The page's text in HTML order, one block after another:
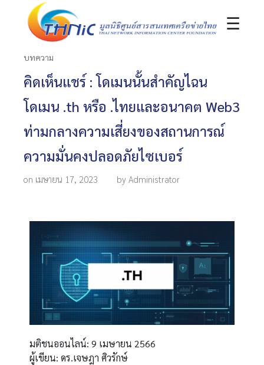
☰
บทความ
คิดเห็นแชร์ : โดเมนนั้นสำคัญไฉน
โดเมน .th หรือ .ไทยและอนาคต Web3
ท่ามกลางความเสี่ยงของสถานการณ์
ความมั่นคงปลอดภัยไซเบอร์
on เมษายน 17, 2023 by Administrator
มติชนออนไลน์: 9 เมษายน 2566
ผู้เขียน: ดร.เจษฎา ศิวรักษ์